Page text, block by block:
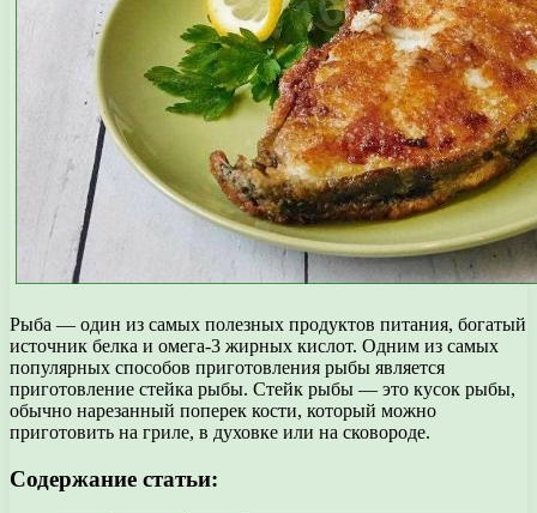
Рыба — один из самых полезных продуктов питания, богатый
источник белка и омега-3 жирных кислот. Одним из самых
популярных способов приготовления рыбы является
приготовление стейка рыбы. Стейк рыбы — это кусок рыбы,
обычно нарезанный поперек кости, который можно
приготовить на гриле, в духовке или на сковороде.
Содержание статьи: